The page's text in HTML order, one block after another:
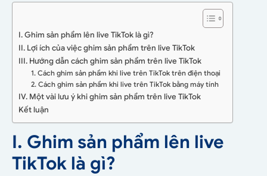
I. Ghim sản phẩm lên live TikTok là gì?
II. Lợi ích của việc ghim sản phẩm trên live TikTok
III. Hướng dẫn cách ghim sản phẩm trên live TikTok
1. Cách ghim sản phẩm khi live trên TikTok trên điện thoại
2. Cách ghim sản phẩm khi live trên TikTok bằng máy tính
IV. Một vài lưu ý khi ghim sản phẩm trên live TikTok
Kết luận
I. Ghim sản phẩm lên live
TikTok là gì?